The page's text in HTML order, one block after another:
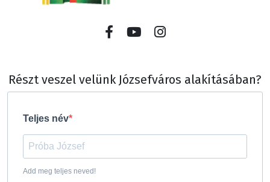
Részt veszel velünk Józsefváros alakításában?
Teljes név
Add meg teljes neved!